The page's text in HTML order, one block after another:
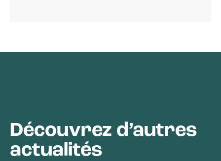
Découvrez d’autres
actualités